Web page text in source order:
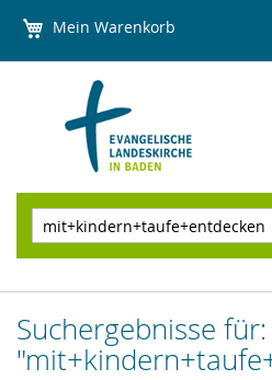
Mein Warenkorb
zum
Suchergebnisse für: